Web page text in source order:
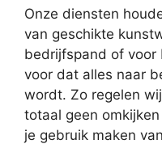
Onze diensten
van geschikte
bedrijfspand of voor
voor dat alles naar
wordt. Zo regelen
totaal geen
je gebruik maken